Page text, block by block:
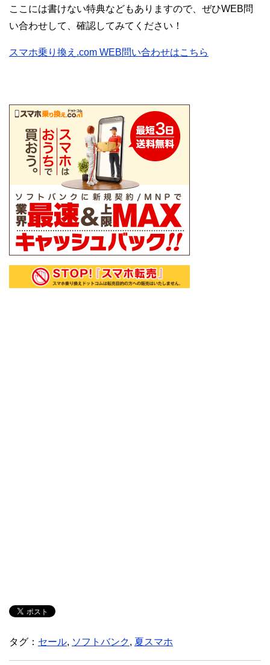
ここには書けない特典などもありますので、ぜひWEB問
い合わせして、確認してみてください！
スマホ乗り換え.com WEB問い合わせはこちら
タグ： セール, ソフトバンク, 夏スマホ